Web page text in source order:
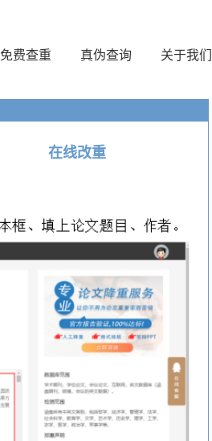
免费查重 真伪查询 关于我们
在线改重